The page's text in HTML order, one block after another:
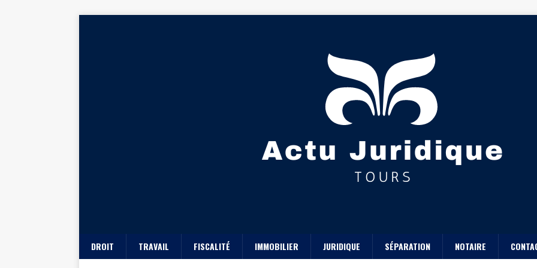
DROIT TRAVAIL FISCALITÉ IMMOBILIER JURIDIQUE SÉPARATION NOTAIRE